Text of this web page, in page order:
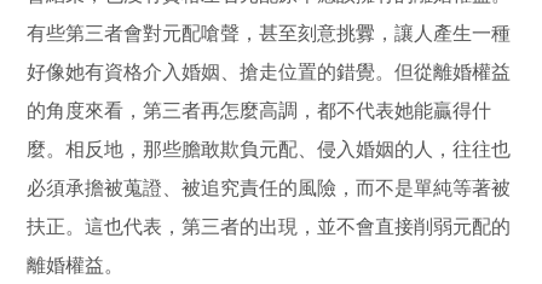
有些第三者會對元配嗆聲，甚至刻意挑釁，讓人產生一種
好像她有資格介入婚姻、搶走位置的錯覺。但從離婚權益
的角度來看，第三者再怎麼高調，都不代表她能贏得什
麼。相反地，那些膽敢欺負元配、侵入婚姻的人，往往也
必須承擔被蒐證、被追究責任的風險，而不是單純等著被
扶正。這也代表，第三者的出現，並不會直接削弱元配的
離婚權益。